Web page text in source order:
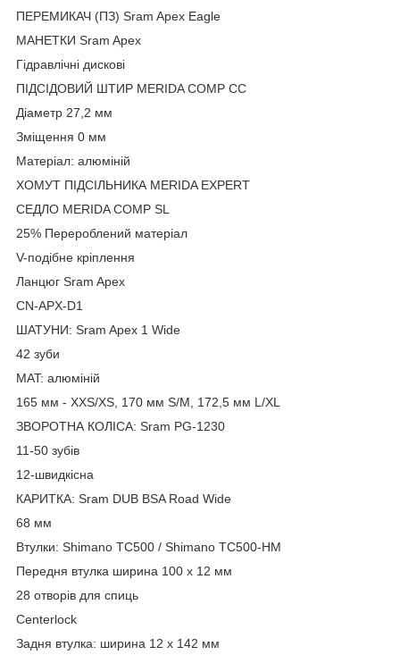
ПЕРЕМИКАЧ (ПЗ) Sram Apex Eagle
МАНЕТКИ Sram Apex
Гідравлічні дискові
ПІДСІДОВИЙ ШТИР MERIDA COMP CC
Діаметр 27,2 мм
Зміщення 0 мм
Матеріал: алюміній
ХОМУТ ПІДСІЛЬНИКА MERIDA EXPERT
СЕДЛО MERIDA COMP SL
25% Перероблений матеріал
V-подібне кріплення
Ланцюг Sram Apex
CN-APX-D1
ШАТУНИ: Sram Apex 1 Wide
42 зуби
MAT: алюміній
165 мм - XXS/XS, 170 мм S/M, 172,5 мм L/XL
ЗВОРОТНА КОЛІСА: Sram PG-1230
11-50 зубів
12-швидкісна
КАРИТКА: Sram DUB BSA Road Wide
68 мм
Втулки: Shimano TC500 / Shimano TC500-HM
Передня втулка ширина 100 x 12 мм
28 отворів для спиць
Centerlock
Задня втулка: ширина 12 x 142 мм